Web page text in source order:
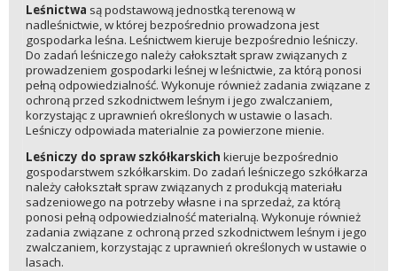
Leśnictwa są podstawową jednostką terenową w
nadleśnictwie, w której bezpośrednio prowadzona jest
gospodarka leśna. Leśnictwem kieruje bezpośrednio leśniczy.
Do zadań leśniczego należy całokształt spraw związanych z
prowadzeniem gospodarki leśnej w leśnictwie, za którą ponosi
pełną odpowiedzialność. Wykonuje również zadania związane z
ochroną przed szkodnictwem leśnym i jego zwalczaniem,
korzystając z uprawnień określonych w ustawie o lasach.
Leśniczy odpowiada materialnie za powierzone mienie.
Leśniczy do spraw szkółkarskich kieruje bezpośrednio
gospodarstwem szkółkarskim. Do zadań leśniczego szkółkarza
należy całokształt spraw związanych z produkcją materiału
sadzeniowego na potrzeby własne i na sprzedaż, za którą
ponosi pełną odpowiedzialność materialną. Wykonuje również
zadania związane z ochroną przed szkodnictwem leśnym i jego
zwalczaniem, korzystając z uprawnień określonych w ustawie o
lasach.